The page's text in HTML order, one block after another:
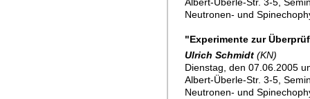
Albert-Überle-Str. 3-5,
Neutronen- und
"Experimente zur
Ulrich Schmidt (KN)
Dienstag, den 07.06.2005
Albert-Überle-Str. 3-5,
Neutronen- und